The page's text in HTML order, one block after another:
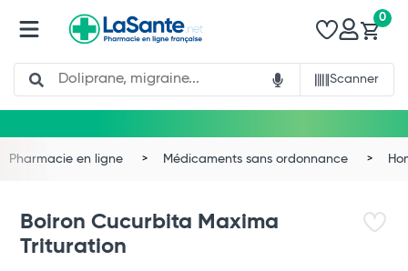
Search
Scanner
0
Pharmacie en ligne Médicaments sans ordonnance
Boiron Cucurbita Maxima
Trituration